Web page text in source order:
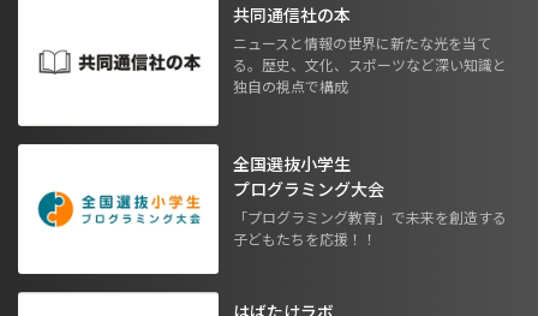
共同通信社の本
ニュースと情報の世界に新たな光を当て
る。歴史、文化、スポーツなど深い知識と
独自の視点で構成
全国選抜小学生
プログラミング大会
「プログラミング教育」で未来を創造する
子どもたちを応援！！